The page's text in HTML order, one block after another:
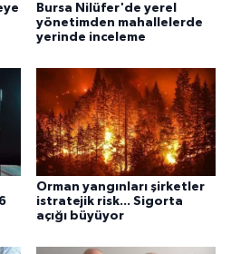
Bursa Nilüfer'de yerel
yönetimden mahallelerde
yerinde inceleme
Orman yangınları şirketler
istratejik risk... Sigorta
açığı büyüyor